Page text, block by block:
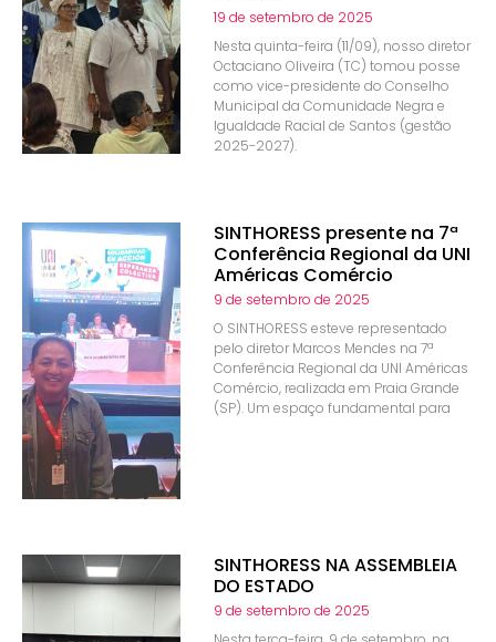
19 de setembro de 2025
Nesta quinta-feira (11/09), nosso diretor
Octaciano Oliveira (TC) tomou posse
como vice-presidente do Conselho
Municipal da Comunidade Negra e
Igualdade Racial de Santos (gestão
2025-2027).
SINTHORESS presente na 7ª
Conferência Regional da UNI
Américas Comércio
9 de setembro de 2025
O SINTHORESS esteve representado
pelo diretor Marcos Mendes na 7ª
Conferência Regional da UNI Américas
Comércio, realizada em Praia Grande
(SP). Um espaço fundamental para
SINTHORESS NA ASSEMBLEIA
DO ESTADO
9 de setembro de 2025